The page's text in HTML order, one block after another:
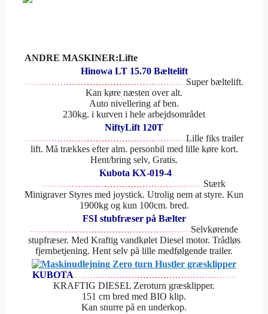
ANDRE MASKINER:Lifte
Hinowa LT 15.70 Bæltelift
Super bæltelift.
Kan køre næsten over alt.
Auto nivellering af ben.
230kg. i kurven i hele arbejdsområdet
NiftyLift 120T
Lille fiks trailer
lift. Må trækkes efter alm. personbil med lille køre kort.
Hent/bring selv, Gratis.
Kubota KX-019-4
Stærk
Minigraver Styres med joystick. Utrolig nem at styre. Kun
1900kg og kun 100cm. bred.
FSI stubfræser på Bælter
Selvkørende
stupfræser. Med Kraftig vandkølet Diesel motor. Trådløs
fjernbetjening. Hent selv på lille medfølgende trailer.
KUBOTA
KRAFTIG DIESEL Zeroturn græsklipper.
151 cm bred med BIO klip.
Kan snurre på en underkop.